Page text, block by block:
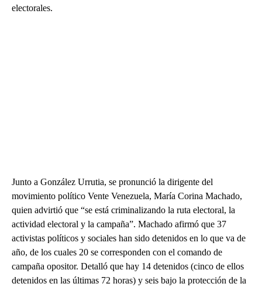
electorales.
Junto a González Urrutia, se pronunció la dirigente del
movimiento político Vente Venezuela, María Corina Machado,
quien advirtió que “se está criminalizando la ruta electoral, la
actividad electoral y la campaña”. Machado afirmó que 37
activistas políticos y sociales han sido detenidos en lo que va de
año, de los cuales 20 se corresponden con el comando de
campaña opositor. Detalló que hay 14 detenidos (cinco de ellos
detenidos en las últimas 72 horas) y seis bajo la protección de la